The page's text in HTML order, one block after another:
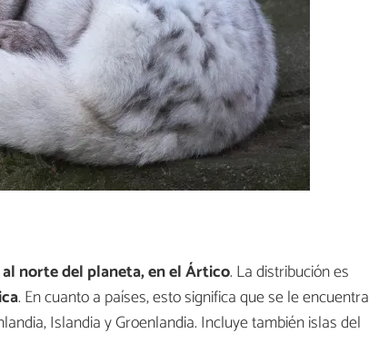
norte del planeta, en el Ártico. La distribución es
. En cuanto a países, esto significa que se le encuentra
Islandia y Groenlandia. Incluye también islas del